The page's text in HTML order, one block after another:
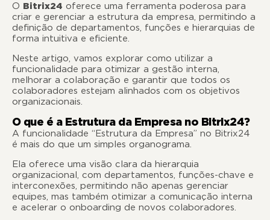
O Bitrix24 oferece uma ferramenta poderosa para
criar e gerenciar a estrutura da empresa, permitindo a
definição de departamentos, funções e hierarquias de
forma intuitiva e eficiente.
Neste artigo, vamos explorar como utilizar a
funcionalidade para otimizar a gestão interna,
melhorar a colaboração e garantir que todos os
colaboradores estejam alinhados com os objetivos
organizacionais.
O que é a Estrutura da Empresa no Bitrix24?
A funcionalidade “Estrutura da Empresa” no Bitrix24
é mais do que um simples organograma.
Ela oferece uma visão clara da hierarquia
organizacional, com departamentos, funções-chave e
interconexões, permitindo não apenas gerenciar
equipes, mas também otimizar a comunicação interna
e acelerar o onboarding de novos colaboradores.